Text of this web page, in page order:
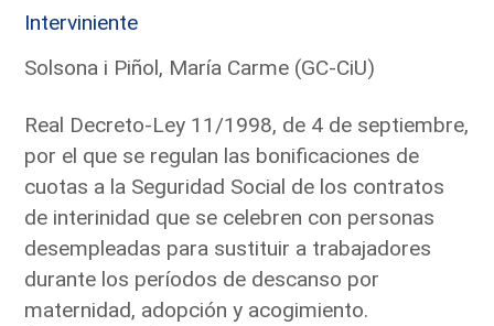
Interviniente
Solsona i Piñol, María Carme (GC-CiU)
Real Decreto-Ley 11/1998, de 4 de septiembre,
por el que se regulan las bonificaciones de
cuotas a la Seguridad Social de los contratos
de interinidad que se celebren con personas
desempleadas para sustituir a trabajadores
durante los períodos de descanso por
maternidad, adopción y acogimiento.